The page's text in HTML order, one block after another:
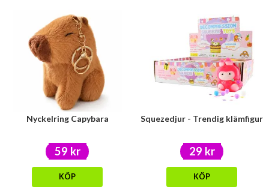
Nyckelring Capybara
59 kr
KÖP
Squezedjur - Trendig klämfigur
29 kr
KÖP